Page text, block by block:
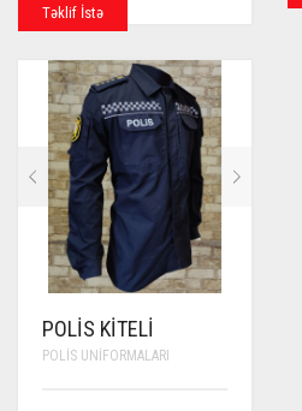
Təklif İstə
POLIS KITELI
POLIS UNIFORMALARI